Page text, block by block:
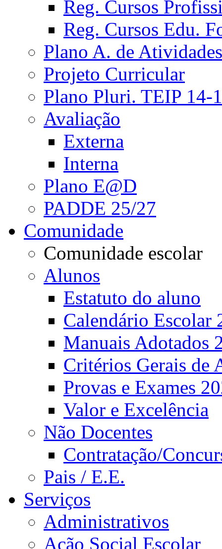
Reg. Cursos
Reg. Cursos Edu.
Plano A. de Atividades
Projeto Curricular
Plano Pluri. TEIP 14-
Avaliação
Externa
Interna
Plano E@D
PADDE 25/27
Comunidade
Comunidade escolar
Alunos
Estatuto do aluno
Calendário Escolar
Manuais Adotados
Critérios Gerais de
Provas e Exames
Valor e Excelência
Não Docentes
Contratação/
Pais / E.E.
Serviços
Administrativos
Ação Social Escolar